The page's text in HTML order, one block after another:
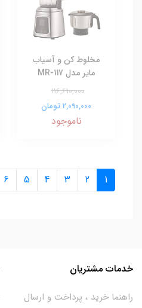
مخلوط کن و آسیاب
مایر مدل MR-117
116,610,000
2,090,000 تومان
ناموجود
1
2
3
4
5
6
خدمات مشتریان
راهنما خرید ، پرداخت و ارسال